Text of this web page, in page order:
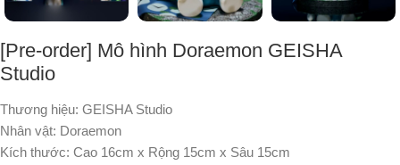
[Pre-order] Mô hình Doraemon GEISHA
Studio
Thương hiệu: GEISHA Studio
Nhân vật: Doraemon
Kích thước: Cao 16cm x Rộng 15cm x Sâu 15cm